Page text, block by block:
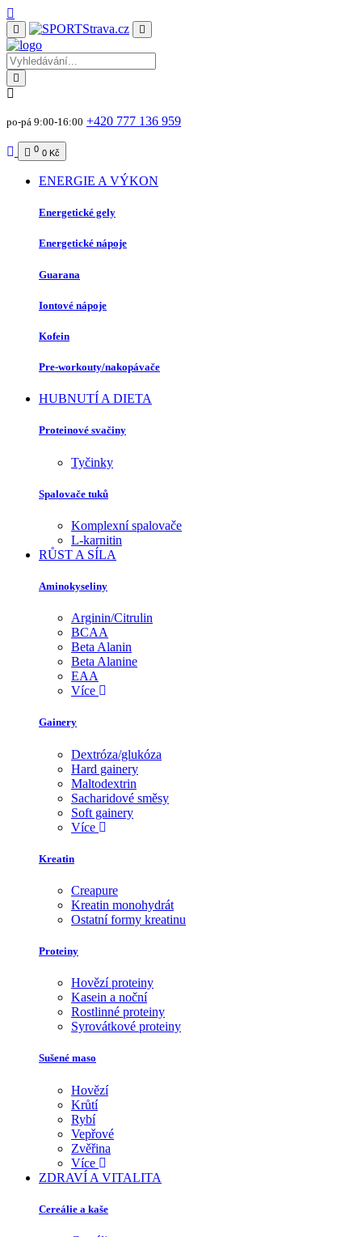
po-pá 9:00-16:00 +420 777 136 959
0 0 Kč
ENERGIE A VÝKON
Energetické gely
Energetické nápoje
Guarana
Iontové nápoje
Kofein
Pre-workouty/nakopávače
HUBNUTÍ A DIETA
Proteinové svačiny
Tyčinky
Spalovače tuků
Komplexní spalovače
L-karnitin
RŮST A SÍLA
Aminokyseliny
Arginin/Citrulin
BCAA
Beta Alanin
Beta Alanine
EAA
Více
Gainery
Dextróza/glukóza
Hard gainery
Maltodextrin
Sacharidové směsy
Soft gainery
Více
Kreatin
Creapure
Kreatin monohydrát
Ostatní formy kreatinu
Proteiny
Hovězí proteiny
Kasein a noční
Rostlinné proteiny
Syrovátkové proteiny
Sušené maso
Hovězí
Krůtí
Rybí
Vepřové
Zvěřina
Více
ZDRAVÍ A VITALITA
Cereálie a kaše